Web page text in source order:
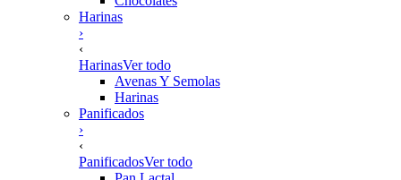
Harinas
›
‹
HarinasVer todo
Avenas Y Semolas
Harinas
Panificados
›
‹
PanificadosVer todo